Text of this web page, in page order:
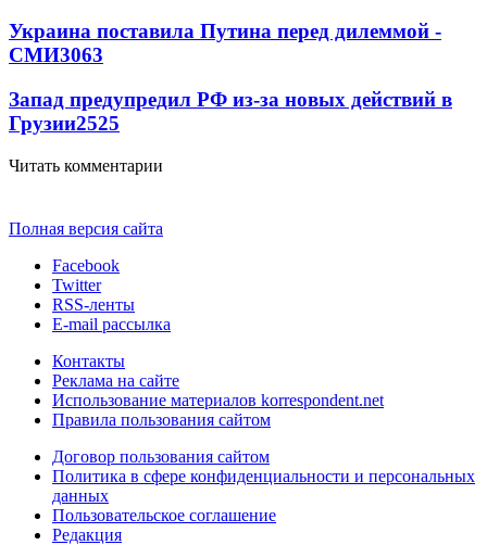
Украина поставила Путина перед дилеммой -
СМИ3063
Запад предупредил РФ из-за новых действий в
Грузии2525
Читать комментарии
Полная версия сайта
Facebook
Twitter
RSS-ленты
E-mail рассылка
Контакты
Реклама на сайте
Использование материалов korrespondent.net
Правила пользования сайтом
Договор пользования сайтом
Политика в сфере конфиденциальности и персональных
данных
Пользовательское соглашение
Редакция